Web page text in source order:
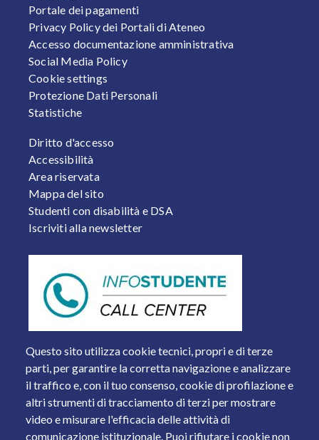
Questo sito utilizza cookie tecnici, propri e di terze
parti, per garantire la corretta navigazione e analizzare
il traffico e, con il tuo consenso, cookie di profilazione e
altri strumenti di tracciamento di terzi per mostrare
video e misurare l'efficacia delle attività di
comunicazione istituzionale. Puoi rifiutare i cookie non
Portale dei pagamenti
Privacy Policy dei Portali di Ateneo
Accesso documentazione amministrativa
Social Media Policy
Cookie settings
Protezione Dati Personali
Statistiche
FOOTER 2
Diritto d'accesso
Accessibilità
Area riservata
Mappa del sito
Studenti con disabilità e DSA
Iscriviti alla newsletter